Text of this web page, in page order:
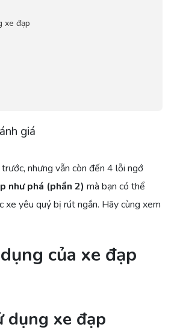
xe đạp
giá
nhưng vẫn còn đến 4 lỗi ngớ
như phá (phần 2) mà bạn có thể
yêu quý bị rút ngắn. Hãy cùng xem
của xe đạp
dụng xe đạp